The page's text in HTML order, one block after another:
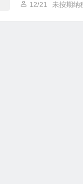
12/21 未按期纳